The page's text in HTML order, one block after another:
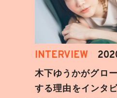
INTERVIEW
木下ゆうかがグロ
する理由をインタ